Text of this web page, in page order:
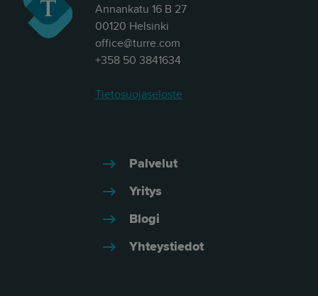
Annankatu 16 B 27
00120 Helsinki
office@turre.com
+358 50 3841634
Tietosuojaseloste
Palvelut
Yritys
Blogi
Yhteystiedot
- Herkko Hietanen